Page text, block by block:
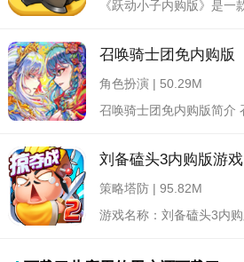
召唤骑士团免内购版
角色扮演 | 50.29M
刘备磕头3内购版游戏
策略塔防 | 95.82M